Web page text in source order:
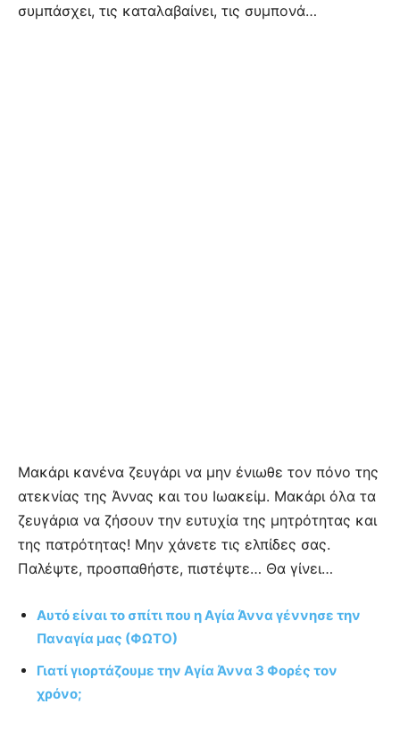
συμπάσχει, τις καταλαβαίνει, τις συμπονά…
Μακάρι κανένα ζευγάρι να μην ένιωθε τον πόνο της
ατεκνίας της Άννας και του Ιωακείμ. Μακάρι όλα τα
ζευγάρια να ζήσουν την ευτυχία της μητρότητας και
της πατρότητας! Μην χάνετε τις ελπίδες σας.
Παλέψτε, προσπαθήστε, πιστέψτε… Θα γίνει…
Αυτό είναι το σπίτι που η Αγία Άννα γέννησε την
Παναγία μας (ΦΩΤΟ)
Γιατί γιορτάζουμε την Αγία Άννα 3 Φορές τον
χρόνο;